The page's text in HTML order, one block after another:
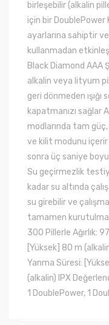
birleşebilir (alkalin
için bir DoublePower
ayarlarına sahiptir
kullanmadan
Black Diamond AAA
alkalin veya lityum
geri dönmeden ışığı
kapatmanızı sağlar
modlarında tam güç,
ve kilit modunu içerir
sonra üç saniye
Su geçirmezlik
kadar su altında
su girebilir ve
tamamen
300 Pillerle Ağırlık:
[Yüksek] 80 m
Yanma Süresi:
(alkalin) IPX
1 DoublePower, 1